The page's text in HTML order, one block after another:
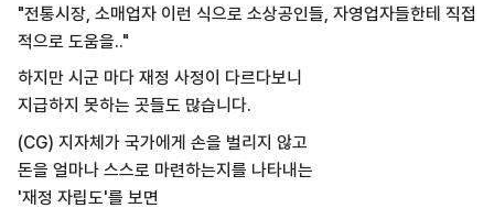
"전통시장, 소매업자 이런 식으로 소상공인들, 자영업자들한테 직접
적으로 도움을.."
하지만 시군 마다 재정 사정이 다르다보니
지급하지 못하는 곳들도 많습니다.
(CG) 지자체가 국가에게 손을 벌리지 않고
돈을 얼마나 스스로 마련하는지를 나타내는
'재정 자립도'를 보면